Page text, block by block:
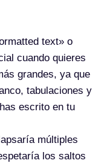
text» o
cuando quieres
grandes, ya que
tabulaciones y
escrito en tu
múltiples
los saltos